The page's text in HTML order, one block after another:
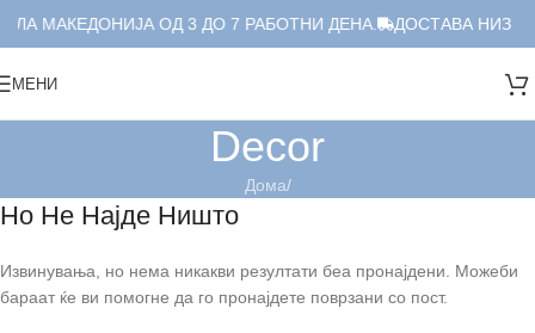
МАКЕДОНИЈА ОД 3 ДО 7 РАБОТНИ ДЕНА. ДОСТАВА НИЗ
МЕНИ
Decor
Дома/
Но Не Најде Ништо
Извинувања, но нема никакви резултати беа пронајдени. Можеби
бараат ќе ви помогне да го пронајдете поврзани со пост.